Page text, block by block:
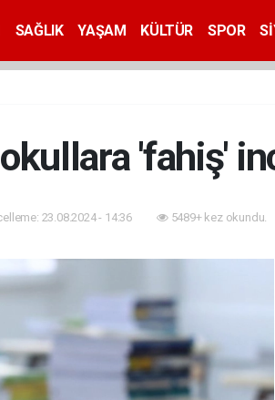
SAĞLIK YAŞAM KÜLTÜR SPOR
'fahiş'
23.08.2024 - 14:36 5489+ kez okundu.